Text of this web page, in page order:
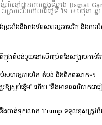
លំនៅដ្ឋានមួយក្នុងទីក្រុង Ramat
អ៊ីស្រាអែលកាលពីថ្ងៃទី 19 ខែមិថុនា ឆ្
ប្រឆាំងនឹងកងទ័ពសហរដ្ឋអាមេរិក និងកា
តំបន់មួយនៅលើកម្រិតនៃសង្គ្រាមកាន់តែ
ប់សហរដ្ឋអាមេរិក តំបន់ និងពិភពលោក»។
យស្អប់ខ្ពើម” ហើយ “នឹងមានផលវិបាកជា
នឹងចាត់ទុកលោក Trump ទទួលខុសត្រូវចំ